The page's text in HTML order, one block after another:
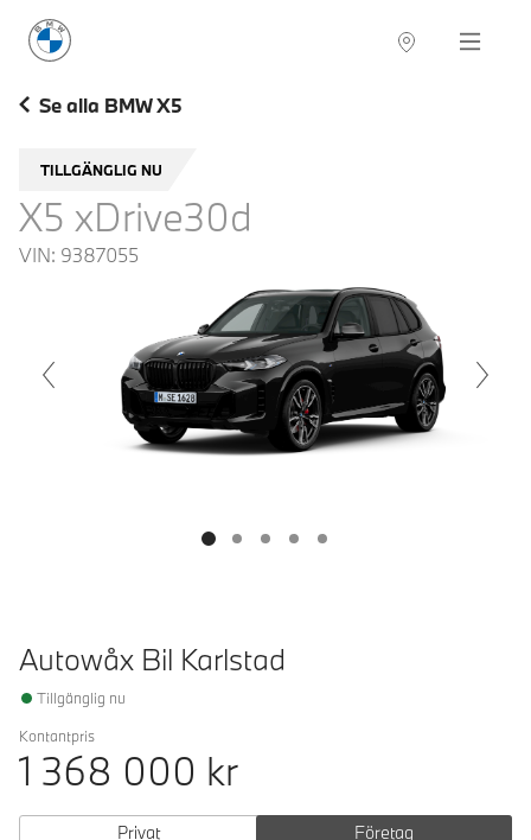
BMW Sverige Navigation
Se alla BMW X5
TILLGÄNGLIG NU
X5 xDrive30d
VIN: 9387055
Autowåx Bil Karlstad
Tillgänglig nu
Kontantpris
1 368 000 kr
Privat Företag